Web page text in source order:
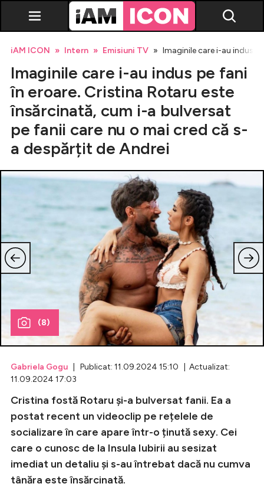
Vedete
Breaking news
Evenimente
Emisiuni TV
Horoscop
Lifestyle
Celebrități
Breaking News
Creează cont
iAM ICON Intern Emisiuni TV Imaginile care i-au indus
Imaginile care i-au indus pe fani
în eroare. Cristina Rotaru este
însărcinată, cum i-a bulversat
pe fanii care nu o mai cred că s-
a despărțit de Andrei
(8)
Gabriela Gogu | Publicat: 11.09.2024 15:10 | Actualizat:
11.09.2024 17:03
Cristina fostă Rotaru și-a bulversat fanii. Ea a
postat recent un videoclip pe rețelele de
socializare în care apare într-o ținută sexy. Cei
care o cunosc de la Insula Iubirii au sesizat
imediat un detaliu și s-au întrebat dacă nu cumva
tânăra este însărcinată.